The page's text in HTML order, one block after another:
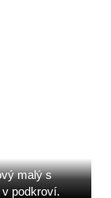
malý s
podkroví.